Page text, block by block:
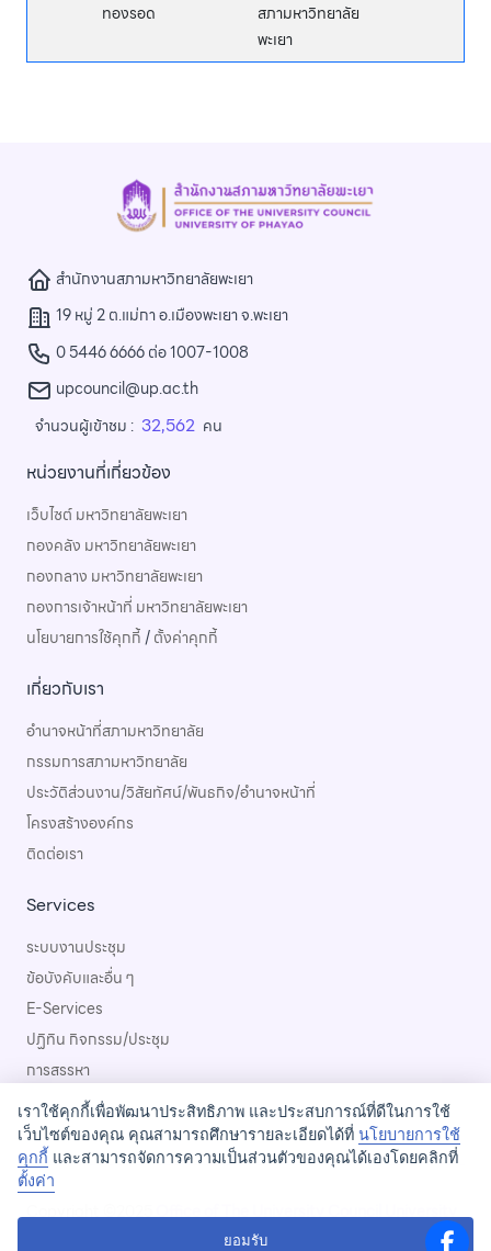
ทองรอด
สภามหาวิทยาลัย
พะเยา
สำนักงานสภามหาวิทยาลัยพะเยา
19 หมู่ 2 ต.แม่กา อ.เมืองพะเยา จ.พะเยา
0 5446 6666 ต่อ 1007-1008
upcouncil@up.ac.th
จำนวนผู้เข้าชม : 32,562 คน
หน่วยงานที่เกี่ยวข้อง
เว็บไซต์ มหาวิทยาลัยพะเยา
กองคลัง มหาวิทยาลัยพะเยา
กองกลาง มหาวิทยาลัยพะเยา
กองการเจ้าหน้าที่ มหาวิทยาลัยพะเยา
นโยบายการใช้คุกกี้/ตั้งค่าคุกกี้
เกี่ยวกับเรา
อำนาจหน้าที่สภามหาวิทยาลัย
กรรมการสภามหาวิทยาลัย
ประวัติส่วนงาน/วิสัยทัศน์/พันธกิจ/อำนาจหน้าที่
โครงสร้างองค์กร
ติดต่อเรา
Services
ระบบงานประชุม
ข้อบังคับและอื่น ๆ
E-Services
ปฏิทิน กิจกรรม/ประชุม
การสรรหา
Copyright ©2025Office of The University Council University
เราใช้คุกกี้เพื่อพัฒนาประสิทธิภาพ และประสบการณ์ที่ดีในการใช้
เว็บไซต์ของคุณ คุณสามารถศึกษารายละเอียดได้ที่ นโยบายการใช้
คุกกี้ และสามารถจัดการความเป็นส่วนตัวของคุณได้เองโดยคลิกที่
ตั้งค่า
ยอมรับ